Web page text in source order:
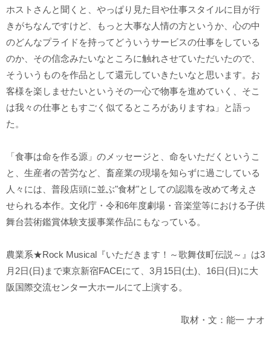
ホストさんと聞くと、やっぱり見た目や仕事スタイルに目が行
きがちなんですけど、もっと大事な人情の方というか、心の中
のどんなプライドを持ってどういうサービスの仕事をしている
のか、その信念みたいなところに触れさせていただいたので、
そういうものを作品として還元していきたいなと思います。お
客様を楽しませたいというその一心で物事を進めていく、そこ
は我々の仕事ともすごく似てるところがありますね」と語っ
た。
「食事は命を作る源」のメッセージと、命をいただくというこ
と、生産者の苦労など、畜産業の現場を知らずに過ごしている
人々には、普段店頭に並ぶ"食材"としての認識を改めて考えさ
せられる本作。文化庁・令和6年度劇場・音楽堂等における子供
舞台芸術鑑賞体験支援事業作品にもなっている。
農業系★Rock Musical『いただきます！～歌舞伎町伝説～』は3
月2日(日)まで東京新宿FACEにて、3月15日(土)、16日(日)に大
阪国際交流センター大ホールにて上演する。
取材・文： 能一 ナオ